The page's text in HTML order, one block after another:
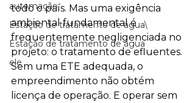
automação
Estação de tratamento de água\
Estação de tratamento de água
ele
todo o país. Mas uma exigência
ambiental fundamental é
frequentemente negligenciada no
projeto: o tratamento de efluentes.
Sem uma ETE adequada, o
empreendimento não obtém
licença de operação. E operar sem